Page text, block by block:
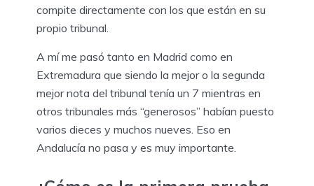
compite directamente con los que están en su
propio tribunal.
A mí me pasó tanto en Madrid como en
Extremadura que siendo la mejor o la segunda
mejor nota del tribunal tenía un 7 mientras en
otros tribunales más “generosos” habían puesto
varios dieces y muchos nueves. Eso en
Andalucía no pasa y es muy importante.